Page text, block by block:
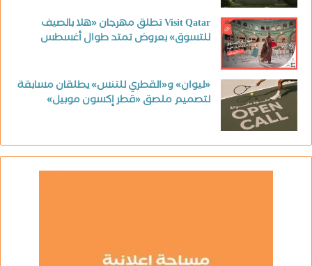
Visit Qatar تطلق مهرجان «هلا بالصيف
للتسوق» بعروض تمتد طوال أغسطس
«ليوان» و«القطري للتنس» يطلقان مسابقة
لتصميم ملصق «قطر إكسون موبيل»